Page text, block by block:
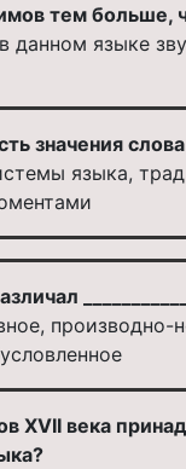
тем больше,
данном языке
значения
языка,
производно-
XVII века